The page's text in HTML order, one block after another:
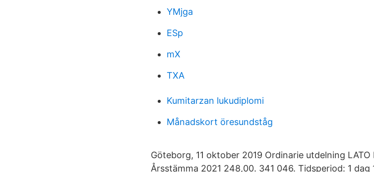
YMjga
ESp
mX
TXA
Kumitarzan lukudiplomi
Månadskort öresundståg
Göteborg, 11 oktober 2019 Ordinarie utdelning
Årsstämma 2021 248,00. 341 046. Tidsperiod: 1